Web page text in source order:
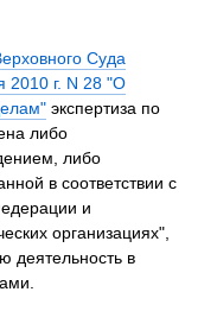
Суда
2010 г. N 28 "О
экспертиза по
либо
либо
в соответствии с
и
организациях",
деятельность в